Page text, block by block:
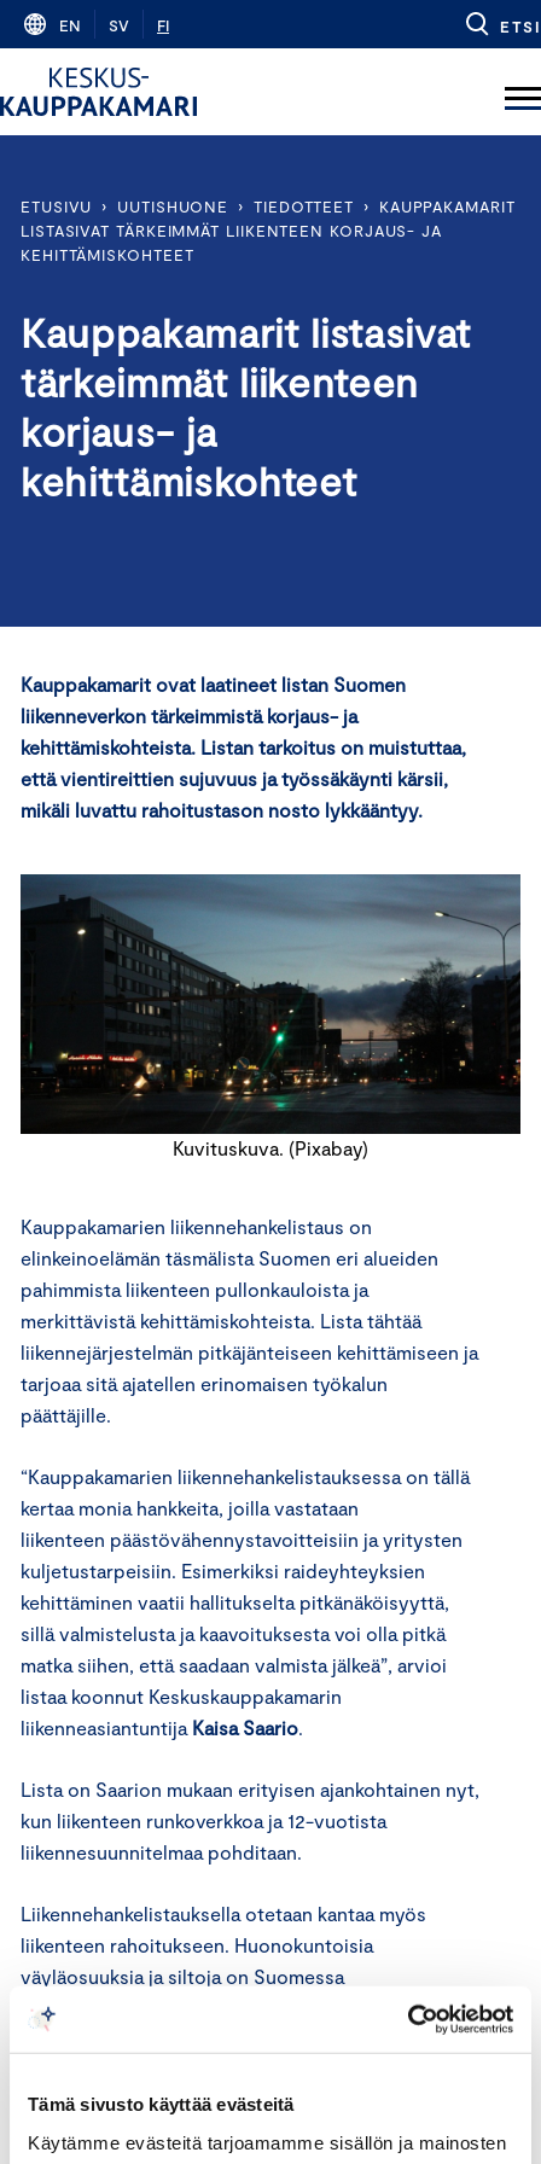
Tämä sivusto käyttää evästeitä
Käytämme evästeitä tarjoamamme sisällön ja mainosten
Skip
content
EN SV FI ETSI
ETUSIVU › UUTISHUONE › TIEDOTTEET ›
KAUPPAKAMARIT
LISTASIVAT TÄRKEIMMÄT LIIKENTEEN KORJAUS- JA
KEHITTÄMISKOHTEET
Kauppakamarit listasivat
tärkeimmät liikenteen
korjaus- ja
kehittämiskohteet
Kauppakamarit ovat laatineet listan Suomen
liikenneverkon tärkeimmistä korjaus- ja
kehittämiskohteista. Listan tarkoitus on muistuttaa,
että vientireittien sujuvuus ja työssäkäynti kärsii,
mikäli luvattu rahoitustason nosto lykkääntyy.
Kuvituskuva. (Pixabay)
Kauppakamarien liikennehankelistaus on
elinkeinoelämän täsmälista Suomen eri alueiden
pahimmista liikenteen pullonkauloista ja
merkittävistä kehittämiskohteista. Lista tähtää
liikennejärjestelmän pitkäjänteiseen kehittämiseen ja
tarjoaa sitä ajatellen erinomaisen työkalun
päättäjille.
“Kauppakamarien liikennehankelistauksessa on tällä
kertaa monia hankkeita, joilla vastataan
liikenteen päästövähennystavoitteisiin ja yritysten
kuljetustarpeisiin. Esimerkiksi raideyhteyksien
kehittäminen vaatii hallitukselta pitkänäköisyyttä,
sillä valmistelusta ja kaavoituksesta voi olla pitkä
matka siihen, että saadaan valmista jälkeä”, arvioi
listaa koonnut Keskuskauppakamarin
liikenneasiantuntija Kaisa Saario.
Lista on Saarion mukaan erityisen ajankohtainen nyt,
kun liikenteen runkoverkkoa ja 12-vuotista
liikennesuunnitelmaa pohditaan.
Liikennehankelistauksella otetaan kantaa myös
liikenteen rahoitukseen. Huonokuntoisia
väyläosuuksia ja siltoja on Suomessa
kauppakamarien mukaan liikaa. Koko Suomen etu on,
että bruttokansantuotteen ainesosat, raaka-aineet
liikenneverkossa sujuvasti ja kustannustehokkaasti.
Suomi on viennistä riippuvainen maa, jolla on